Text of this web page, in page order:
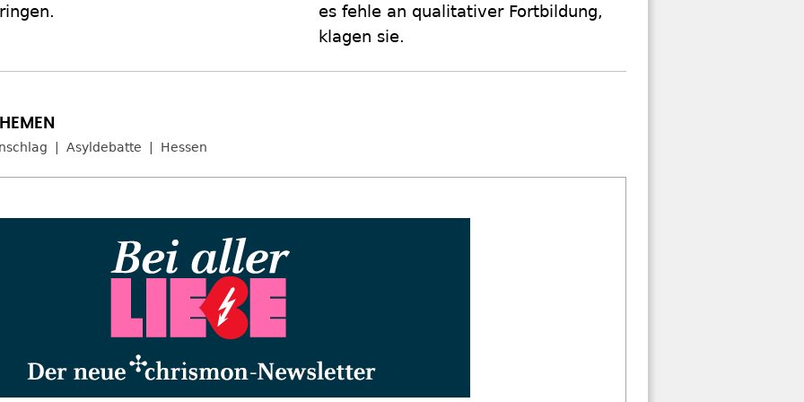
es fehle an qualitativer Fortbildung,
klagen sie.
Asyldebatte Hessen